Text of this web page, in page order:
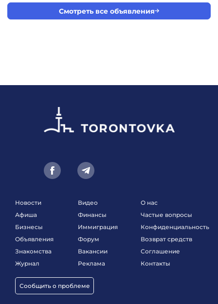
Смотреть все объявления
Новости
Афиша
Бизнесы
Объявления
Знакомства
Журнал
Сообщить о проблеме
Видео
Финансы
Иммиграция
Форум
Вакансии
Реклама
О нас
Частые вопросы
Конфиденциальность
Возврат средств
Соглашение
Контакты